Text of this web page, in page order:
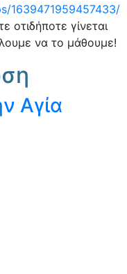
1639471959457433/
οτιδήποτε γίνεται
να το μάθουμε!
Αγία